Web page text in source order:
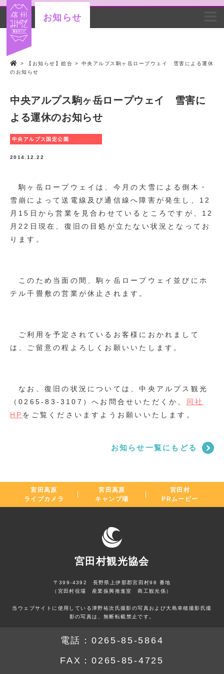
お知らせ
> 【お知らせ】総合 >
中央アルプス駒ヶ岳ロープウェイ 雪害による運休
のお知らせ
中央アルプス駒ヶ岳ロープウェイ 雪害に
よる運休のお知らせ
中央アルプス国定公園
2014.12.22
駒ヶ岳ロープウェイは、今月の大雪による倒木・
雪崩によって送電線及び通信線へ障害が発生し、12
月15日から営業を見合わせているところですが、12
月22日現在、復旧の目処が立たない状況となってお
ります。
このため当面の間、駒ヶ岳ロープウェイ並びにホ
テル千畳敷の営業が休止されます。
ご利用を予定されているお客様におかれまして
は、ご留意の程よろしくお願いいたします。
なお、復旧の状況については、中央アルプス観光
（0265-83-3107）へお問合せいただくか、
同社
HP をご覧くださいますようお願いいたします。
お知らせ一覧にもどる
宮田高原
ライブカメラ
宮田高原
キャンプ場
宮田村
PRムービー
宮田村観光協会
〒399-4392 長野県上伊那郡宮田村98 番地
（宮田村役場 産業振興推進室 商工観光係）
当ウェブサイトに使用している津野祐次氏撮影の写真および大島幸穂撮影氏撮
影の写真は、無断転載禁止です。
電話： 0265-85-5864
FAX：0265-85-4725